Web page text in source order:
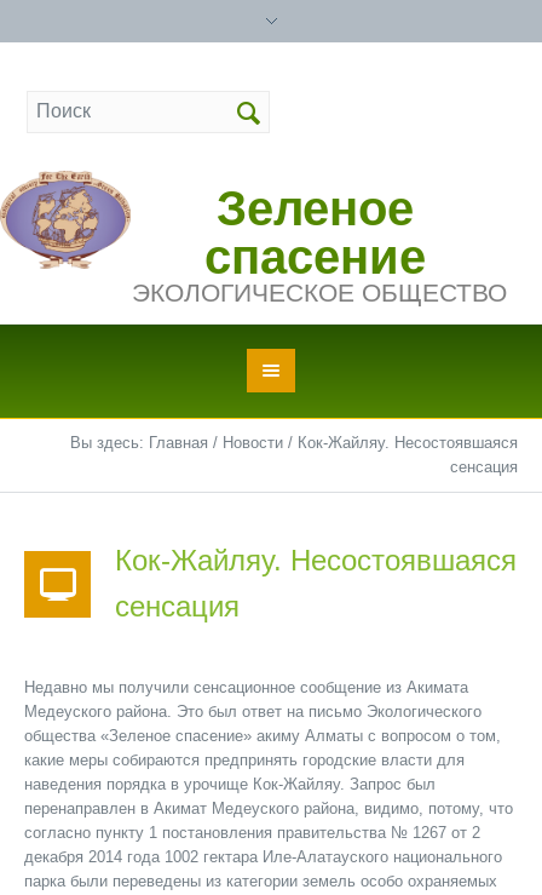
Зеленое
спасение
ЭКОЛОГИЧЕСКОЕ ОБЩЕСТВО
Вы здесь: Главная / Новости / Кок-Жайляу. Несостоявшаяся
сенсация
Кок-Жайляу. Несостоявшаяся
сенсация
Недавно мы получили сенсационное сообщение из Акимата
Медеуского района. Это был ответ на письмо Экологического
общества «Зеленое спасение» акиму Алматы с вопросом о том,
какие меры собираются предпринять городские власти для
наведения порядка в урочище Кок-Жайляу. Запрос был
перенаправлен в Акимат Медеуского района, видимо, потому, что
согласно пункту 1 постановления правительства № 1267 от 2
декабря 2014 года 1002 гектара Иле-Алатауского национального
парка были переведены из категории земель особо охраняемых